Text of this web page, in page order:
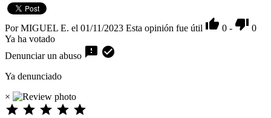
Por MIGUEL E. el 01/11/2023 Esta opinión fue útil  0 -  0
Ya ha votado
Denunciar un abuso  
Ya denunciado
×
    